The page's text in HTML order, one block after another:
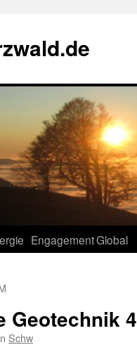
EngagementGlobal
Geotechnik
Schw